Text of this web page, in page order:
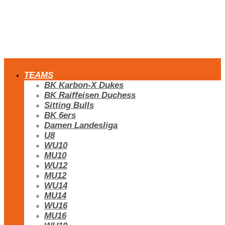
TEAMS
BK Karbon-X Dukes
BK Raiffeisen Duchess
Sitting Bulls
BK 6ers
Damen Landesliga
U8
WU10
MU10
WU12
MU12
WU14
MU14
WU16
MU16